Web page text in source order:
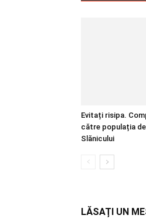
Evitați risipa.
către populația de
Slănicului
LĂSAȚI UN